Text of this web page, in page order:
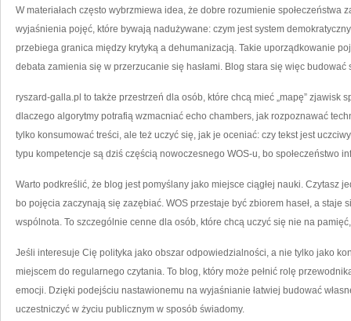
W materiałach często wybrzmiewa idea, że dobre rozumienie społeczeństwa
wyjaśnienia pojęć, które bywają nadużywane: czym jest system
przebiega granica między krytyką a dehumanizacją. Takie uporządkowanie
debata zamienia się w przerzucanie się hasłami. Blog stara się więc budować
ryszard-galla.pl to także przestrzeń dla osób, które chcą mieć „mapę” zjawisk
dlaczego algorytmy potrafią wzmacniać echo chambers, jak rozpoznawać
tylko konsumować treści, ale też uczyć się, jak je oceniać: czy tekst jest
typu kompetencje są dziś częścią nowoczesnego WOS-u, bo społeczeństwo
Warto podkreślić, że blog jest pomyślany jako miejsce ciągłej nauki. Czytasz
bo pojęcia zaczynają się zazębiać. WOS przestaje być zbiorem haseł, a staje
wspólnota. To szczególnie cenne dla osób, które chcą uczyć się nie na
Jeśli interesuje Cię polityka jako obszar odpowiedzialności, a nie tylko jako
miejscem do regularnego czytania. To blog, który może pełnić rolę
emocji. Dzięki podejściu nastawionemu na wyjaśnianie łatwiej budować
uczestniczyć w życiu publicznym w sposób świadomy.